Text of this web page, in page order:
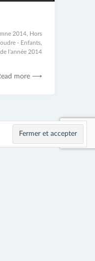
2014, Hors
- Enfants,
l'année 2014
more ⟶